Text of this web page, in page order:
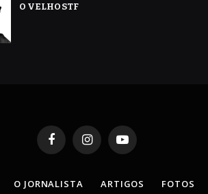
O VELHO STF
FacebookInstagramYouTube
O JORNALISTA ARTIGOS FOTOS